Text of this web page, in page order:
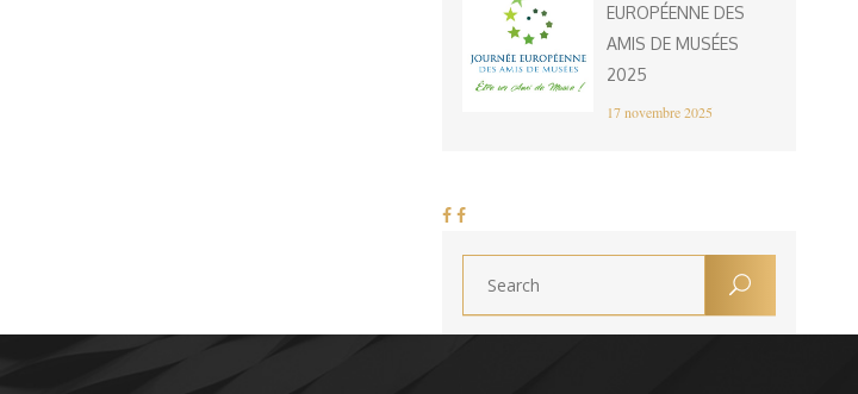
EUROPÉENNE DES
AMIS DE MUSÉES
2025
17 novembre 2025